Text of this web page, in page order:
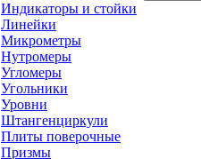
Индикаторы и стойки
Линейки
Микрометры
Нутромеры
Угломеры
Угольники
Уровни
Штангенциркули
Плиты поверочные
Призмы